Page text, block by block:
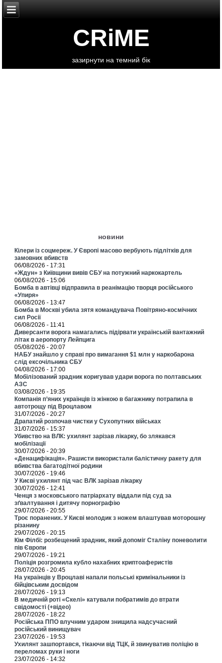
CRiME
зазирнути на темний бік
новини
Кілери із соцмереж. У Європі масово вербують підлітків для
замовних вбивств
06/08/2026 - 17:31
«Ждун» з Київщини вивів СБУ на потужний наркокартель
06/08/2026 - 15:06
Бомба в автівці відправила в реанімацію творця російського
«Упиря»
06/08/2026 - 13:47
Бомба в Москві убила зятя командувача Повітряно-космічних
сил Росії
06/08/2026 - 11:41
Диверсанти ворога намагались підірвати українській вантажний
літак в аеропорту Лейпцига
05/08/2026 - 20:07
НАБУ знайшло у справі про вимагання $1 млн у наркобарона
слід ексочільника СБУ
04/08/2026 - 17:00
Мобілізований зрадник коригував удари ворога по полтавських
АЗС
03/08/2026 - 19:35
Компанія п’яних українців із жінкою в багажнику потрапила в
автотрощу під Вроцлавом
31/07/2026 - 20:27
Драпатий розпочав чистки у Сухопутних військах
31/07/2026 - 15:37
Убивство на ВЛК: ухилянт зарізав лікарку, бо злякався
мобілізації
30/07/2026 - 20:39
«Денацифікація». Рашисти використали балістичну ракету для
вбивства багатодітної родини
30/07/2026 - 19:46
У Києві ухилянт під час ВЛК зарізав лікарку
30/07/2026 - 12:41
Ченця з московського патріархату віддали під суд за
зґвалтування і дитячу порнографію
29/07/2026 - 20:55
Троє поранених. У Києві молодик з ножем влаштував моторошну
різанину
29/07/2026 - 20:15
Кім Філбі: розбещений зрадник, який допоміг Сталіну поневолити
пів Європи
29/07/2026 - 19:21
Поліція розгромила кубло нахабних криптоаферистів
28/07/2026 - 20:45
На українців у Вроцлаві напали польські кримінальники із
бійцівським досвідом
28/07/2026 - 19:13
В медичній роті «Скелі» катували побратимів до втрати
свідомості (+відео)
28/07/2026 - 18:22
Російська ППО влучним ударом знищила надсучасний
російський винищувач
23/07/2026 - 19:53
Ухилянт зашпортався, тікаючи від ТЦК, й звинуватив поліцію в
переломах руки і ноги
23/07/2026 - 14:32